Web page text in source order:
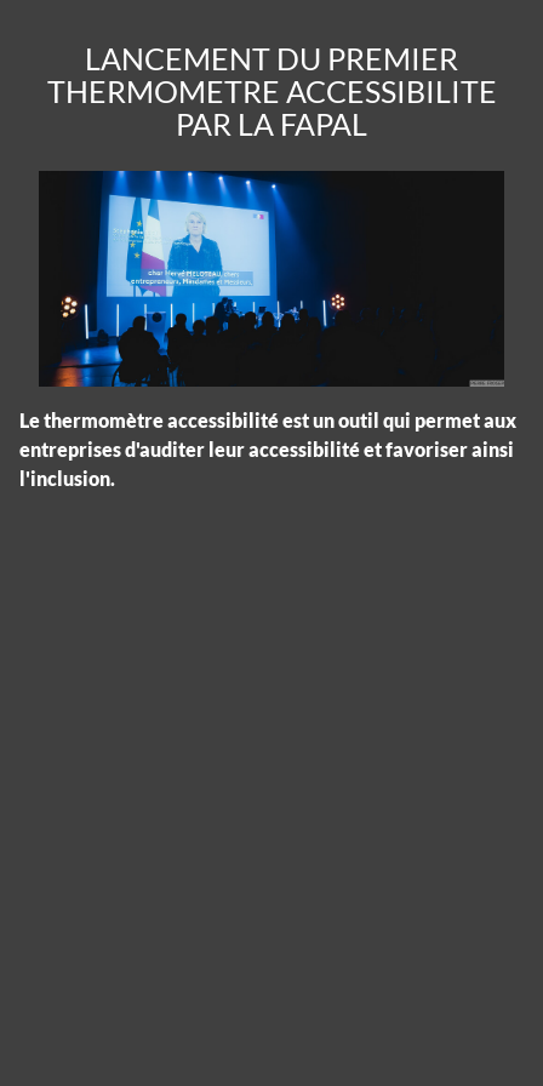
LANCEMENT DU PREMIER
THERMOMETRE ACCESSIBILITE
PAR LA FAPAL
Le thermomètre accessibilité est un outil qui permet aux
entreprises d'auditer leur accessibilité et favoriser ainsi
l'inclusion.